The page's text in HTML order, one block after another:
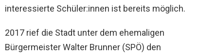
interessierte Schüler:innen ist bereits möglich.
2017 rief die Stadt unter dem ehemaligen
Bürgermeister Walter Brunner (SPÖ) den